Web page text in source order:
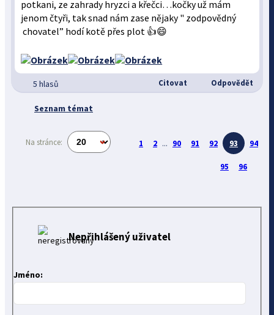
potkani, ze zahrady hryzci a křečci…kočky už mám
jenom čtyři, tak snad nám zase nějaky " zodpovědný
chovatel” hodí kotě přes plot 👍😄
5 hlasů Citovat Odpovědět
Seznam témat
Na stránce: 1 2 ... 90 91 92 93 94
95 96
Nepřihlášený uživatel
Jméno: